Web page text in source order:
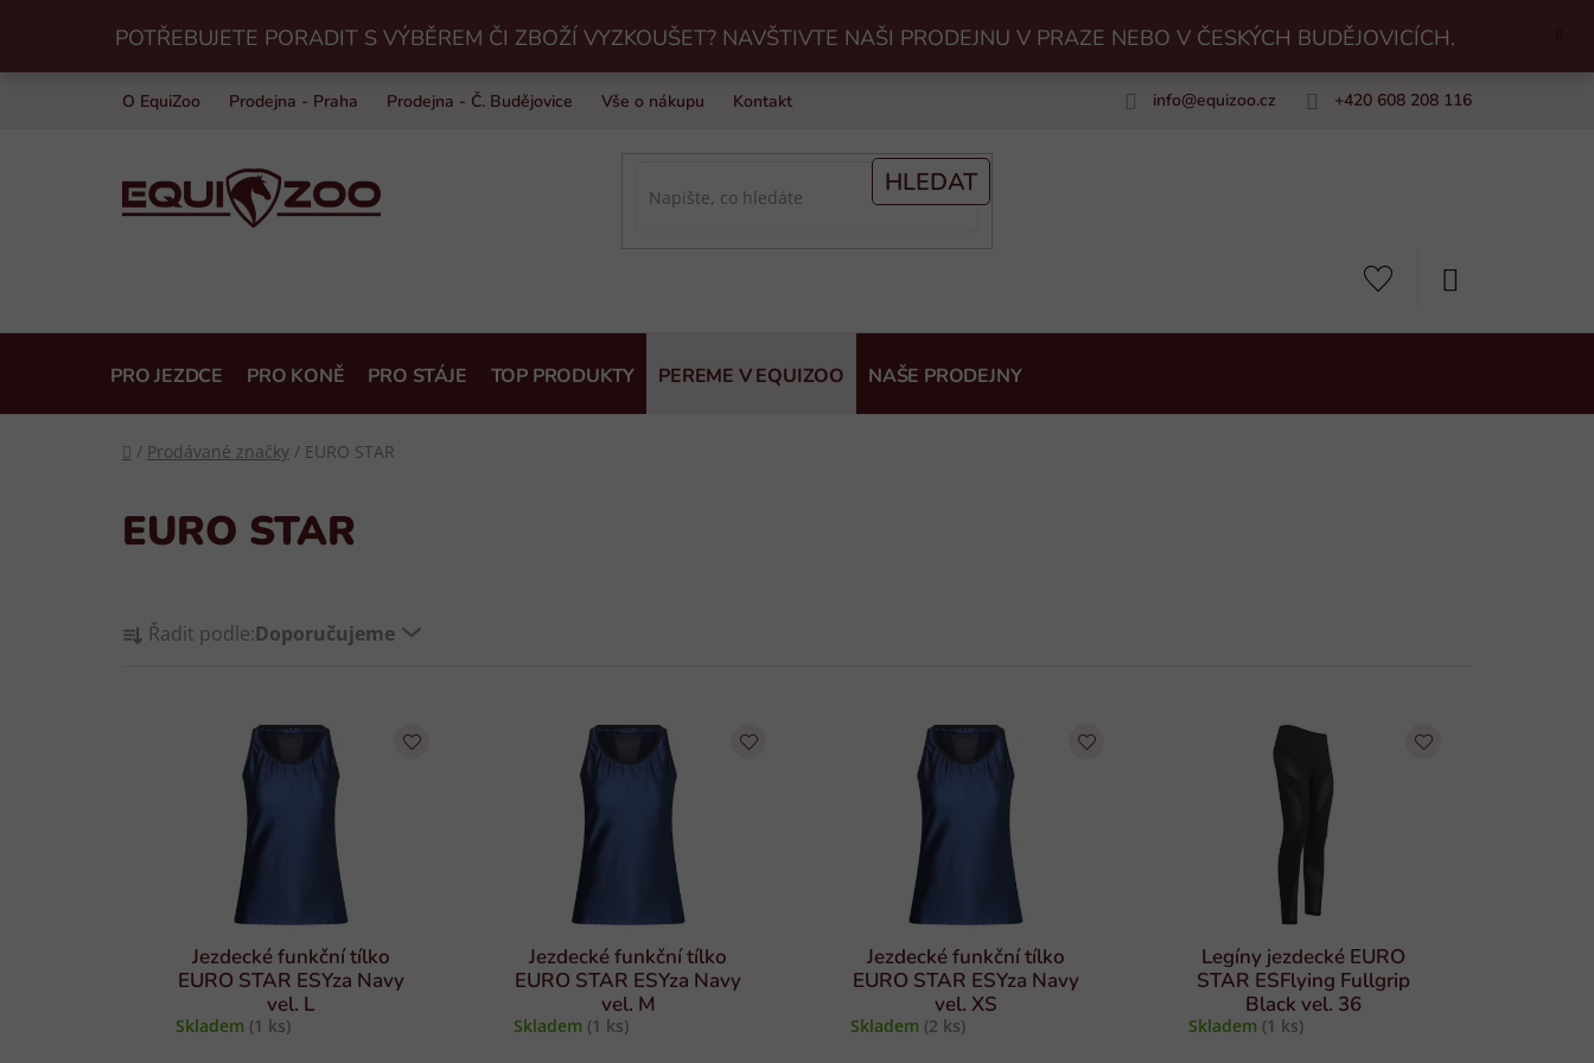
obsah
POTŘEBUJETE PORADIT S VÝBĚREM ČI ZBOŽÍ VYZKOUŠET? NAVŠTIVTE NAŠI PRODEJNU V PRAZE NEBO V ČESKÝCH BUDĚJOVICÍCH.
O EquiZoo Prodejna - Praha Prodejna - Č. Budějovice Vše o nákupu Kontakt info@equizoo.cz +420 608 208 116
HLEDAT
PRO JEZDCE PRO KONĚ PRO STÁJE TOP PRODUKTY PEREME V EQUIZOO NAŠE PRODEJNY
Domů
/ Prodávané značky / EURO STAR
EURO STAR
a Řadit podle:Doporučujeme
Jezdecké funkční tílko
EURO STAR ESYza Navy
vel. L
Skladem (1 ks)
Jezdecké funkční tílko
EURO STAR ESYza Navy
vel. M
Skladem (1 ks)
Jezdecké funkční tílko
EURO STAR ESYza Navy
vel. XS
Skladem (2 ks)
Legíny jezdecké EURO
STAR ESFlying Fullgrip
Black vel. 36
Skladem (1 ks)